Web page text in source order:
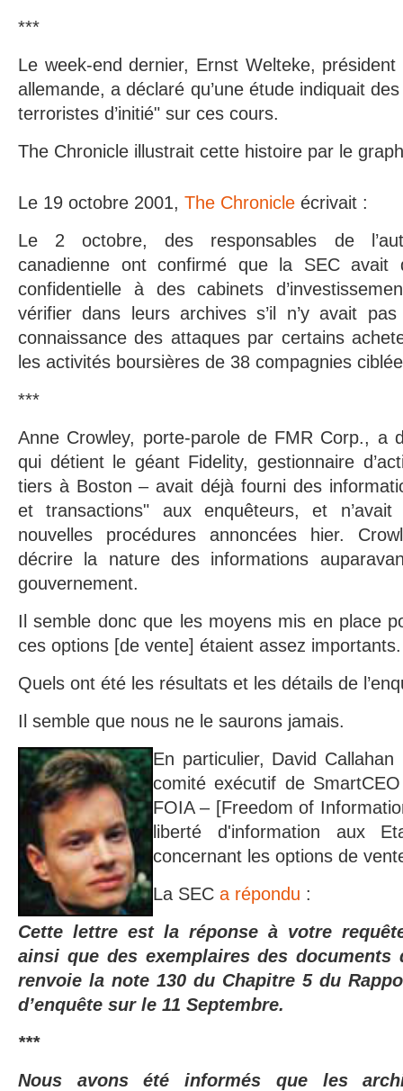
***
Le week-end dernier, Ernst Welteke,
allemande, a déclaré qu’une étude indiquait
terroristes d’initié" sur ces cours.
The Chronicle illustrait cette histoire par le
Le 19 octobre 2001, The Chronicle écrivait :
Le 2 octobre, des responsables de
canadienne ont confirmé que la SEC avait
confidentielle à des cabinets
vérifier dans leurs archives s’il n’y avait
connaissance des attaques par certains
les activités boursières de 38 compagnies
***
Anne Crowley, porte-parole de FMR Corp., a
qui détient le géant Fidelity, gestionnaire
tiers à Boston – avait déjà fourni des
et transactions" aux enquêteurs, et n’avait
nouvelles procédures annoncées hier.
décrire la nature des informations
gouvernement.
Il semble donc que les moyens mis en place
ces options [de vente] étaient assez importants.
Quels ont été les résultats et les détails de
Il semble que nous ne le saurons jamais.
En particulier, David
comité exécutif de
FOIA – [Freedom of
liberté d'information aux
concernant les options de
La SEC a répondu :
Cette lettre est la réponse à votre
ainsi que des exemplaires des documents
renvoie la note 130 du Chapitre 5 du
d’enquête sur le 11 Septembre.
***
Nous avons été informés que les